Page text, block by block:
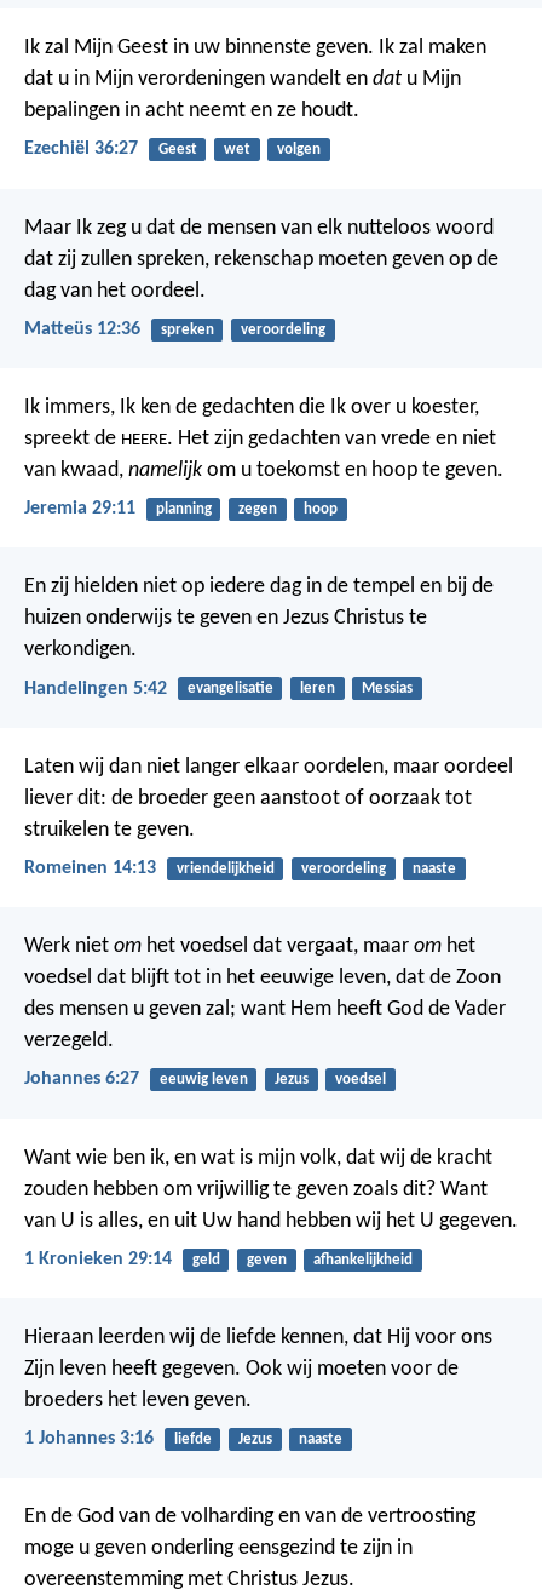
Ik zal Mijn Geest in uw binnenste geven. Ik zal maken
dat u in Mijn verordeningen wandelt en dat u Mijn
bepalingen in acht neemt en ze houdt.
Ezechiël 36:27 Geest wet volgen
Maar Ik zeg u dat de mensen van elk nutteloos woord
dat zij zullen spreken, rekenschap moeten geven op de
dag van het oordeel.
Matteüs 12:36 spreken veroordeling
Ik immers, Ik ken de gedachten die Ik over u koester,
spreekt de HEERE. Het zijn gedachten van vrede en niet
van kwaad, namelijk om u toekomst en hoop te geven.
Jeremia 29:11 planning zegen hoop
En zij hielden niet op iedere dag in de tempel en bij de
huizen onderwijs te geven en Jezus Christus te
verkondigen.
Handelingen 5:42 evangelisatie leren Messias
Laten wij dan niet langer elkaar oordelen, maar oordeel
liever dit: de broeder geen aanstoot of oorzaak tot
struikelen te geven.
Romeinen 14:13 vriendelijkheid veroordeling naaste
Werk niet om het voedsel dat vergaat, maar om het
voedsel dat blijft tot in het eeuwige leven, dat de Zoon
des mensen u geven zal; want Hem heeft God de Vader
verzegeld.
Johannes 6:27 eeuwig leven Jezus voedsel
Want wie ben ik, en wat is mijn volk, dat wij de kracht
zouden hebben om vrijwillig te geven zoals dit? Want
van U is alles, en uit Uw hand hebben wij het U gegeven.
1 Kronieken 29:14 geld geven afhankelijkheid
Hieraan leerden wij de liefde kennen, dat Hij voor ons
Zijn leven heeft gegeven. Ook wij moeten voor de
broeders het leven geven.
1 Johannes 3:16 liefde Jezus naaste
En de God van de volharding en van de vertroosting
moge u geven onderling eensgezind te zijn in
overeenstemming met Christus Jezus.